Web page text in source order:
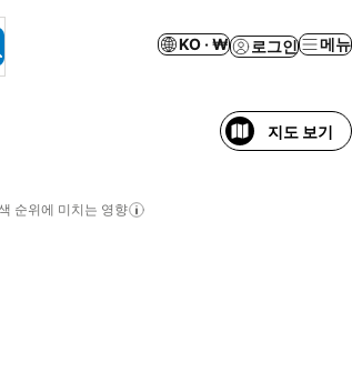
KO · ₩ 로그인 메뉴
지도 보기
순위에 미치는 영향
가